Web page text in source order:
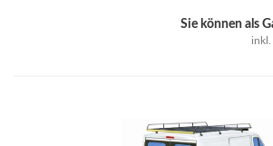
Sie können als
inkl.